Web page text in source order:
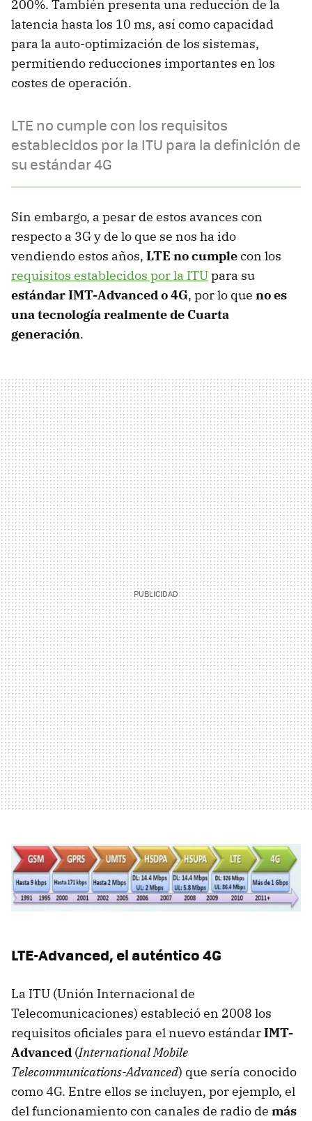
200%. También presenta una reducción de la
latencia hasta los 10 ms, así como capacidad
para la auto-optimización de los sistemas,
permitiendo reducciones importantes en los
costes de operación.
LTE no cumple con los requisitos
establecidos por la ITU para la definición de
su estándar 4G
Sin embargo, a pesar de estos avances con
respecto a 3G y de lo que se nos ha ido
vendiendo estos años, LTE no cumplecon los
requisitos establecidos por la ITUpara su
estándar IMT-Advanced o 4G, por lo que no es
una tecnología realmente de Cuarta
generación.
LTE-Advanced, el auténtico 4G
La ITU (Unión Internacional de
Telecomunicaciones) estableció en 2008 los
requisitos oficiales para el nuevo estándarIMT-
Advanced (International Mobile
Telecommunications-Advanced) que sería conocido
como 4G. Entre ellos se incluyen, por ejemplo, el
del funcionamiento con canales de radio de más